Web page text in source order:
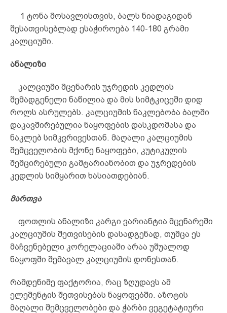
1 ტონა მოსავლისთვის, ბალს ნიადაგიდან
შესათვისებლად ესაჭიროება 140-180 გრამი
კალციუმი.
ანალიზი
კალციუმი მცენარის უჯრედის კედლის
შემადგენელი ნაწილია და მის სიმტკიცეში დიდ
როლს ასრულებს. კალციუმის ნაკლებობა ბალში
დაკავშირებულია ნაყოფების დასკდომასა და
ნაკლებ სიმკვრივესთან. მაღალი კალციუმის
შემცველობის მქონე ნაყოფები, კუტიკულის
შემცირებული გამტარიანობით და უჯრედების
კედლის სიმყარით ხასიათდებიან.
მართვა
ფოთლის ანალიზი კარგი ვარიანტია მცენარეში
კალციუმის შეთვისების დასადგენად, თუმცა ეს
მაჩვენებელი კორელაციაში არაა უშუალოდ
ნაყოფში შემავალ კალციუმის დონესთან.
რამდენიმე ფაქტორია, რაც ზღუდავს ამ
ელემენტის შეთვისებას ნაყოფებში. აზოტის
მაღალი შემცველობები და ჭარბი ვეგეტატიური